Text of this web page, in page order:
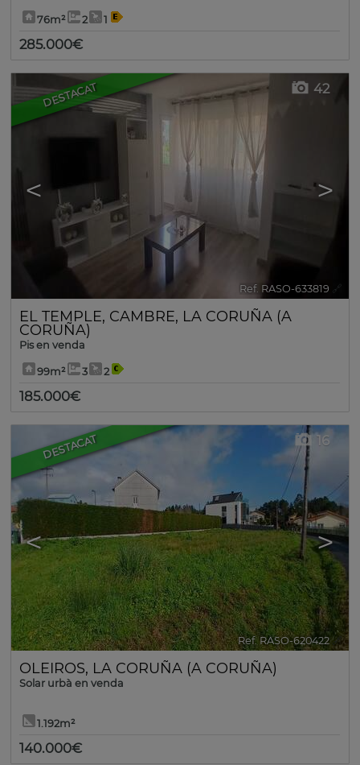
76m² 2 1
285.000€
DESTACAT
< >
42
Ref. RASO-633819 🔗
EL TEMPLE, CAMBRE, LA CORUÑA (A
CORUÑA)
Pis en venda
99m² 3 2
185.000€
DESTACAT
< >
16
Ref. RASO-620422 🔗
OLEIROS, LA CORUÑA (A CORUÑA)
Solar urbà en venda
1.192m²
140.000€